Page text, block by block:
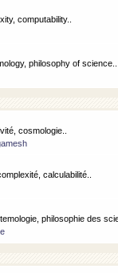
computability..
philosophy of science..
cosmologie..
calculabilité..
philosophie des